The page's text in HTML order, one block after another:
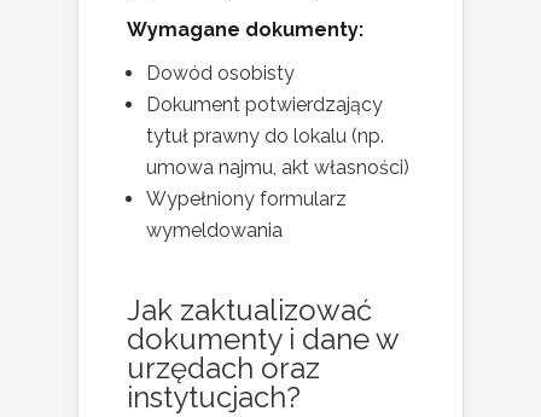
Wymagane dokumenty:
Dowód osobisty
Dokument potwierdzający
tytuł prawny do lokalu (np.
umowa najmu, akt własności)
Wypełniony formularz
wymeldowania
Jak zaktualizować
dokumenty i dane w
urzędach oraz
instytucjach?